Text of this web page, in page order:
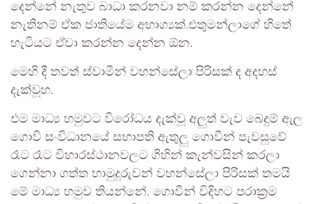
දෙන්නේ නැතුව බාධා කරනවා නම් කරන්න දෙන්නේ
නැතිනම් ඒක ජාතියේම අභාග්‍යක්.එතුමන්ලාගේ හිතේ
හැටියට ඒවා කරන්න දෙන්න ඕන.
මෙහි දී තවත් ස්වාමීන් වහන්සේලා පිරිසක් ද අදහස්
දැක්වූහ.
එම මාධ්‍ය හමුවට විරෝධය දැක්වූ අලුත් වැව බෙදුම් ඇල
ගොවි සංවිධානයේ සභාපති ඇතුලු ගොවීන් පැවසුවේ
රෑට රෑට විහාරස්ථානවලට ගිහින් කැන්වසින් කරලා
ගෙන්නා ගත්ත හාමුදුරුවන් වහන්සේලා පිරිසක් තමයි
මේ මාධ්‍ය හමුව තියන්නේ. ගොවීන් විදිහට පරාක්‍රම